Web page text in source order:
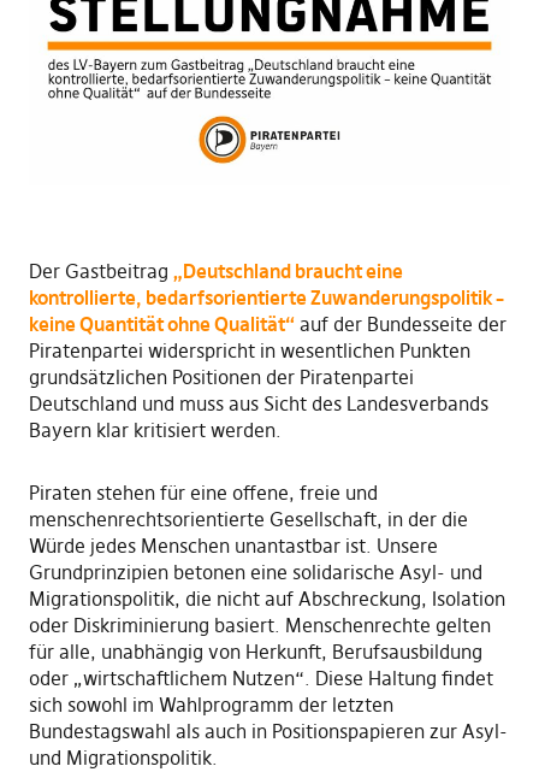
Der Gastbeitrag „Deutschland braucht eine
kontrollierte, bedarfsorientierte Zuwanderungspolitik –
keine Quantität ohne Qualität“auf der Bundesseite der
Piratenpartei widerspricht in wesentlichen Punkten
grundsätzlichen Positionen der Piratenpartei
Deutschland und muss aus Sicht des Landesverbands
Bayern klar kritisiert werden.
Piraten stehen für eine offene, freie und
menschenrechtsorientierte Gesellschaft, in der die
Würde jedes Menschen unantastbar ist. Unsere
Grundprinzipien betonen eine solidarische Asyl- und
Migrationspolitik, die nicht auf Abschreckung, Isolation
oder Diskriminierung basiert. Menschenrechte gelten
für alle, unabhängig von Herkunft, Berufsausbildung
oder „wirtschaftlichem Nutzen“. Diese Haltung findet
sich sowohl im Wahlprogramm der letzten
Bundestagswahl als auch in Positionspapieren zur Asyl-
und Migrationspolitik.